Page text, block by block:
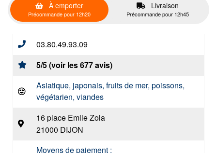
À emporter
Précommande pour 12h20
Livraison
Précommande pour 12h45
03.80.49.93.09
5/5 (voir les 677 avis)
Asiatique, japonais, fruits de mer, poissons,
végétarien, viandes
16 place Emile Zola
21000 DIJON
Moyens de paiement :